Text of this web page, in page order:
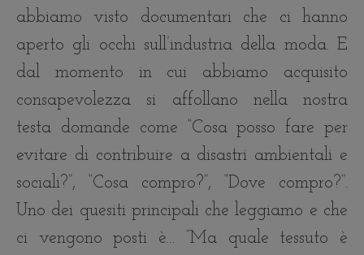
abbiamo visto documentari che ci hanno
aperto gli occhi sull’industria della moda. E
dal momento in cui abbiamo acquisito
consapevolezza si affollano nella nostra
testa domande come “Cosa posso fare per
evitare di contribuire a disastri ambientali e
sociali?”, “Cosa compro?”, “Dove compro?”.
Uno dei quesiti principali che leggiamo e che
ci vengono posti è… “Ma quale tessuto è